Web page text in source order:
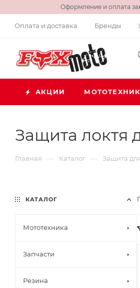
Оформление и оплата
Оплата и доставка Бренды
АКЦИИ
Защита локтя
Главная — Каталог — Защита
КАТАЛОГ
Мототехника
Запчасти
Резина